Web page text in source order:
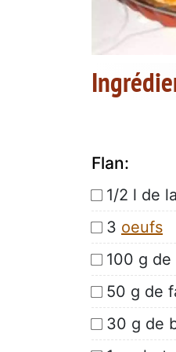
Flan:
1/2 l de
3 oeufs
100 g de
50 g de
30 g de